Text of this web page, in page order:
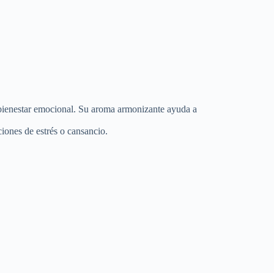
emocional. Su aroma armonizante ayuda a
de estrés o cansancio.